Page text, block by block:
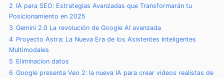
2 IA para SEO: Estrategias Avanzadas que Transformarán tu
Posicionamiento en 2025
3 Gemini 2.0 La revolución de Google AI avanzada
4 Proyecto Astra: La Nueva Era de los Asistentes Inteligentes
Multimodales
5 Eliminacion datos
6 Google presenta Veo 2: la nueva IA para crear videos realistas de